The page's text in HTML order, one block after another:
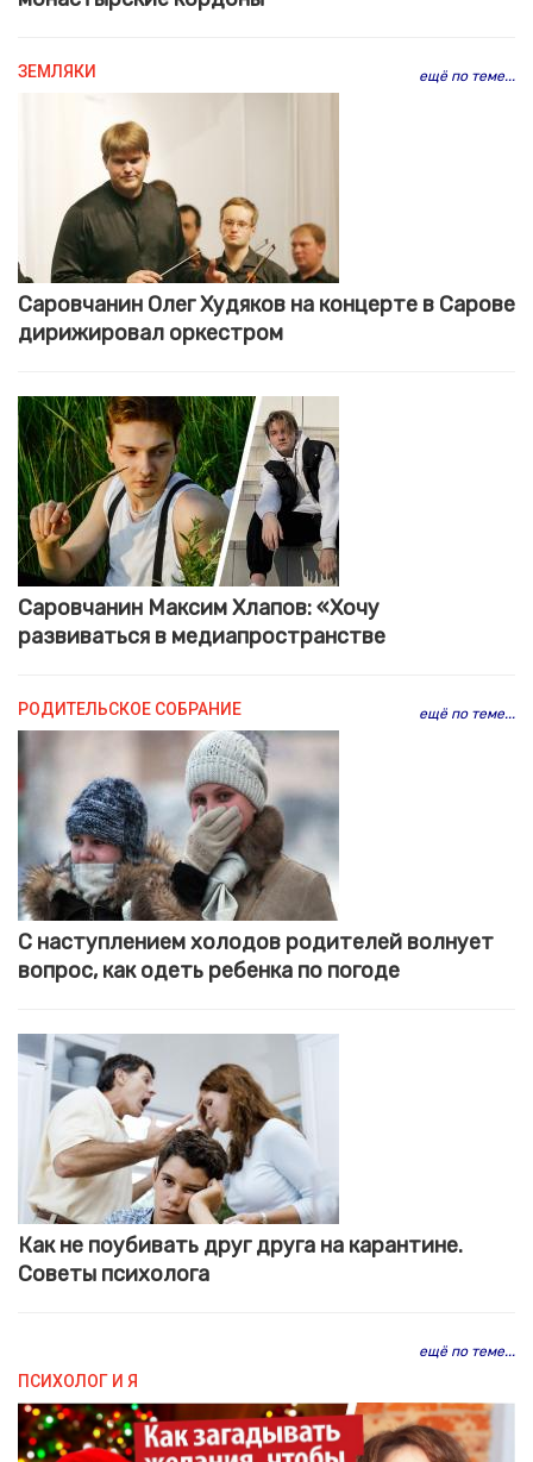
ещё по теме...
ЗЕМЛЯКИ
Саровчанин Олег Худяков на концерте в Сарове
дирижировал оркестром
Саровчанин Максим Хлапов: «Хочу
развиваться в медиапространстве
ещё по теме...
РОДИТЕЛЬСКОЕ СОБРАНИЕ
С наступлением холодов родителей волнует
вопрос, как одеть ребенка по погоде
Как не поубивать друг друга на карантине.
Советы психолога
ещё по теме...
ПСИХОЛОГ И Я